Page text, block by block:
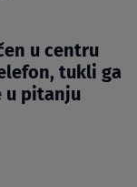
u centru
tukli ga
u pitanju